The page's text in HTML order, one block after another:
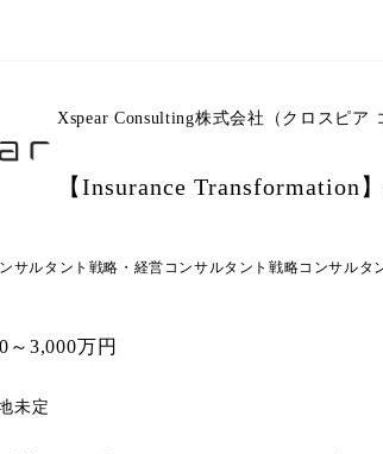
Xspear Consulting株式会社（クロスピア
【Insurance Transformation
サルタント 戦略・経営コンサルタント戦略コンサルタ
～3,000万円
未定